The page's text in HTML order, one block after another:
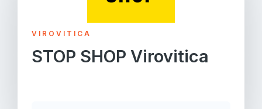
VIROVITICA
STOP SHOP Virovitica